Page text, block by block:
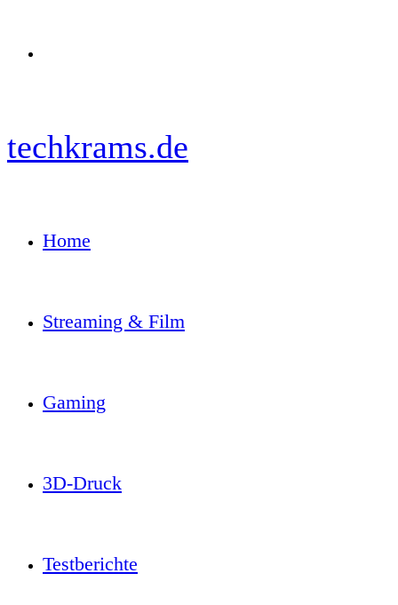
techkrams.de
Home
Streaming & Film
Gaming
3D-Druck
Testberichte